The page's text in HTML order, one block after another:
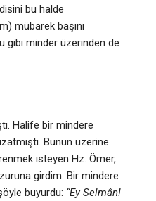
bu halde
mübarek başını
gibi minder üzerinden de
Halife bir mindere
Bunun üzerine
isteyen Hz. Ömer,
girdim. Bir mindere
buyurdu: “Ey Selmân!